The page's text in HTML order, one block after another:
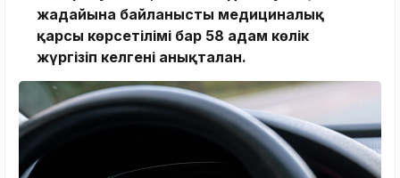
жағдайына байланысты медициналық
қарсы көрсетілімі бар 58 адам көлік
жүргізіп келгені анықталған.